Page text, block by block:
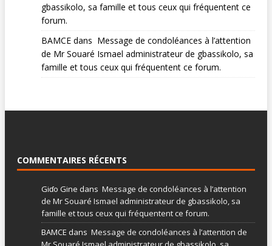
gbassikolo, sa famille et tous ceux qui fréquentent ce
forum.
BAMCE dans Message de condoléances à l’attention
de Mr Souaré Ismael administrateur de gbassikolo, sa
famille et tous ceux qui fréquentent ce forum.
COMMENTAIRES RÉCENTS
Giɗo Gine dans Message de condoléances à l’attention
de Mr Souaré Ismael administrateur de gbassikolo, sa
famille et tous ceux qui fréquentent ce forum.
BAMCE dans Message de condoléances à l’attention de